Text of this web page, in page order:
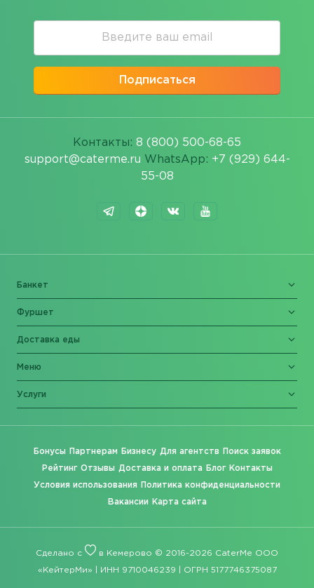
Подписаться
Контакты: 8 (800) 500-68-65
support@caterme.ru WhatsApp: +7 (929) 644-
55-08
Банкет
Фуршет
Доставка еды
Меню
Услуги
Бонусы Партнерам Бизнесу Для агентств Поиск заявок
Рейтинг Отзывы Доставка и оплата Блог Контакты
Условия использования Политика конфиденциальности
Вакансии Карта сайта
Сделано с в Кемерово © 2016-2026 CaterMe ООО
«КейтерМи» | ИНН 9710046239 | ОГРН 5177746375087